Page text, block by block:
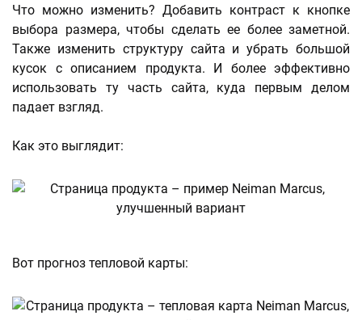
Что можно изменить? Добавить контраст к кнопке
выбора размера, чтобы сделать ее более заметной.
Также изменить структуру сайта и убрать большой
кусок с описанием продукта. И более эффективно
использовать ту часть сайта, куда первым делом
падает взгляд.
Как это выглядит:
Вот прогноз тепловой карты: